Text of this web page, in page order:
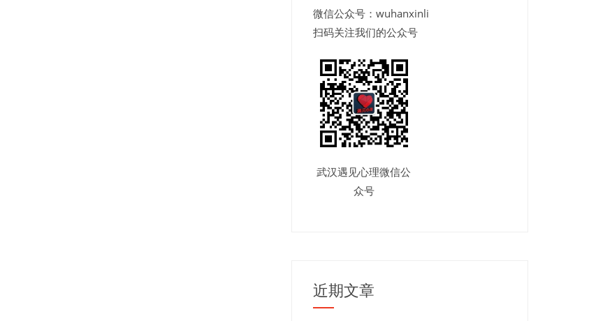
微信公众号：wuhanxinli
扫码关注我们的公众号
武汉遇见心理微信公
众号
近期文章